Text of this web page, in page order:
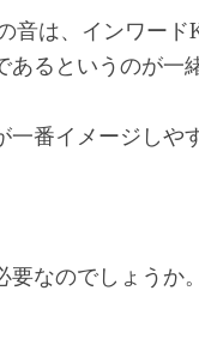
音は、インワー
るというのが一
番イメージしや
なのでしょうか。